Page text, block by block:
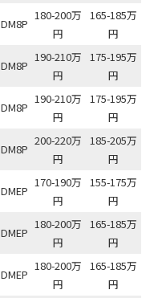
DM8P
180-200万
円
165-185万
円
DM8P
190-210万
円
175-195万
円
DM8P
190-210万
円
175-195万
円
DM8P
200-220万
円
185-205万
円
DMEP
170-190万
円
155-175万
円
DMEP
180-200万
円
165-185万
円
DMEP
180-200万
円
165-185万
円